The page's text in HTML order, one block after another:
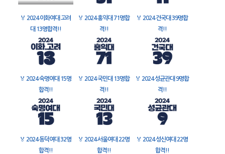
🏅 2024 이화여대 고려
대 13명합격!!
🏅 2024 홍익대 71명합
격!!
🏅 2024 건국대 39명합
격!!
🏅 2024 숙명여대 15명
합격!!
🏅 2024 국민대 13명합
격!!
🏅 2024 성균관대 9명합
격!!
🏅 2024 동덕여대 32명
합격!!
🏅 2024 서울여대 22명
합격!!
🏅 2024 성신여대 22명
합격!!